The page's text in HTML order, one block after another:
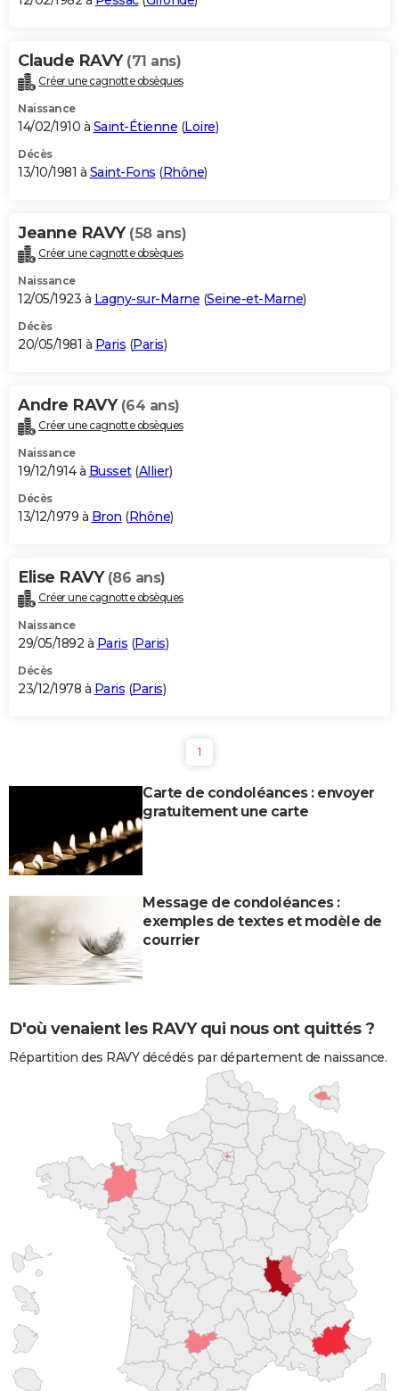
Claude RAVY (71 ans)
Créer une cagnotte obsèques
Naissance
14/02/1910 à Saint-Étienne (Loire)
Décès
13/10/1981 à Saint-Fons (Rhône)
Jeanne RAVY (58 ans)
Créer une cagnotte obsèques
Naissance
12/05/1923 à Lagny-sur-Marne (Seine-et-Marne)
Décès
20/05/1981 à Paris (Paris)
Andre RAVY (64 ans)
Créer une cagnotte obsèques
Naissance
19/12/1914 à Busset(Allier)
Décès
13/12/1979 à Bron (Rhône)
Elise RAVY (86 ans)
Créer une cagnotte obsèques
Naissance
29/05/1892 à Paris (Paris)
Décès
23/12/1978 à Paris (Paris)
1
Carte de condoléances : envoyer
gratuitement une carte
Message de condoléances :
exemples de textes et modèle de
courrier
D'où venaient les RAVY qui nous ont quittés ?
Répartition des RAVY décédés par département de naissance.